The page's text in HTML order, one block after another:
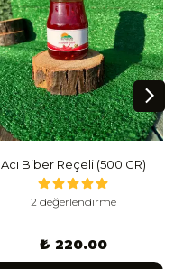
Acı Biber Reçeli (500 GR)
2 değerlendirme
₺ 220.00